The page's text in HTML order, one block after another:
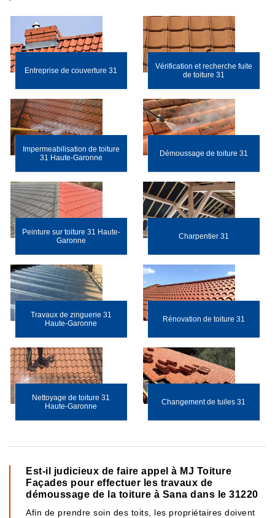
Entreprise de couverture 31
Vérification et recherche fuite
de toiture 31
Impermeabilisation de toiture
31 Haute-Garonne
Démoussage de toiture 31
Peinture sur toiture 31 Haute-
Garonne
Charpentier 31
Travaux de zinguerie 31
Haute-Garonne
Rénovation de toiture 31
Nettoyage de toiture 31
Haute-Garonne
Changement de tuiles 31
Est-il judicieux de faire appel à MJ Toiture
Façades pour effectuer les travaux de
démoussage de la toiture à Sana dans le 31220
Afin de prendre soin des toits, les propriétaires doivent